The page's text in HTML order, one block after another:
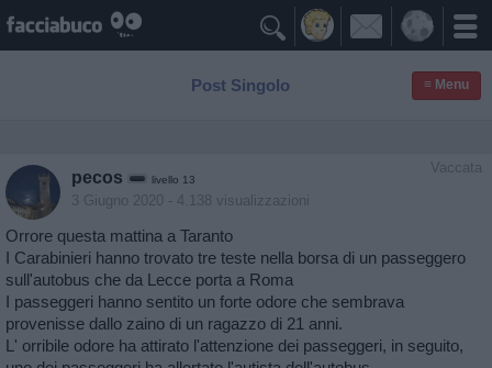

Post Singolo ≡ Menu
Vaccata
pecos livello 13
3 Giugno 2020 - 4.138 visualizzazioni
Orrore questa mattina a Taranto
I Carabinieri hanno trovato tre teste nella borsa di un passeggero
sull'autobus che da Lecce porta a Roma
I passeggeri hanno sentito un forte odore che sembrava
provenisse dallo zaino di un ragazzo di 21 anni.
L' orribile odore ha attirato l'attenzione dei passeggeri, in seguito,